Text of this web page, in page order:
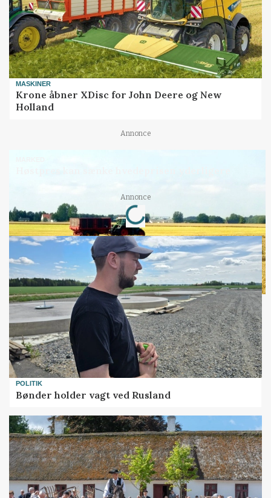
MASKINER
Krone åbner XDisc for John Deere og New
Holland
Annonce
Annonce
Loading...
POLITIK
Bønder holder vagt ved Rusland